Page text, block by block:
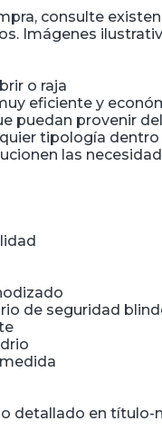
consulte
Imágenes
o raja
eficiente y
puedan provenir
tipología dentro
las
de seguridad
detallado en título-